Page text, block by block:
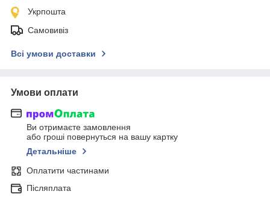
Укрпошта
Самовивіз
Всі умови доставки
Умови оплати
Ви отримаєте замовлення
або гроші повернуться на вашу картку
Детальніше
Оплатити частинами
Післяплата